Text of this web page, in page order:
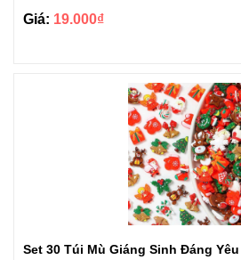
Giá: 19.000₫
Set 30 Túi Mù Giáng Sinh Đáng Yêu